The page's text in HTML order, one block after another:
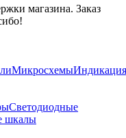
магазина. Заказ
МикросхемыИндикация
Светодиодные
шкалы